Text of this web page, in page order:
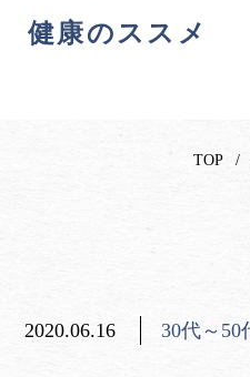
健康のススメ
TOP
2020.06.16 30代～50